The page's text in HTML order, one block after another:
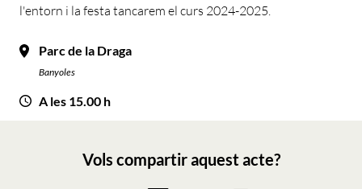
l'entorn i la festa tancarem el curs 2024-2025.
Parc de la Draga
Banyoles
A les 15.00 h
Vols compartir aquest acte?